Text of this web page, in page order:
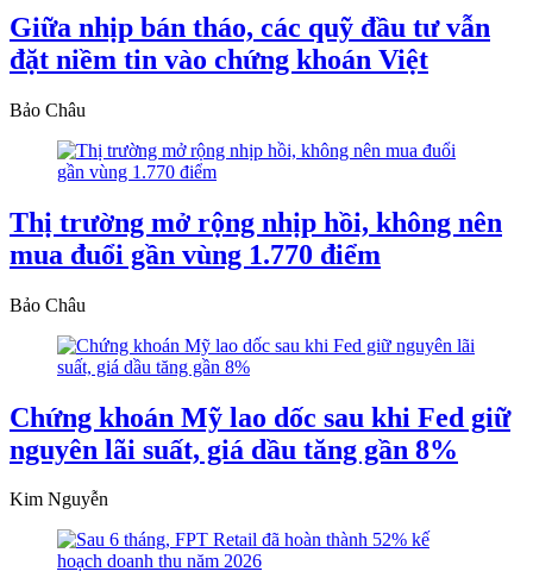
Giữa nhịp bán tháo, các quỹ đầu tư vẫn
đặt niềm tin vào chứng khoán Việt
Bảo Châu
Thị trường mở rộng nhịp hồi, không nên
mua đuổi gần vùng 1.770 điểm
Bảo Châu
Chứng khoán Mỹ lao dốc sau khi Fed giữ
nguyên lãi suất, giá dầu tăng gần 8%
Kim Nguyễn